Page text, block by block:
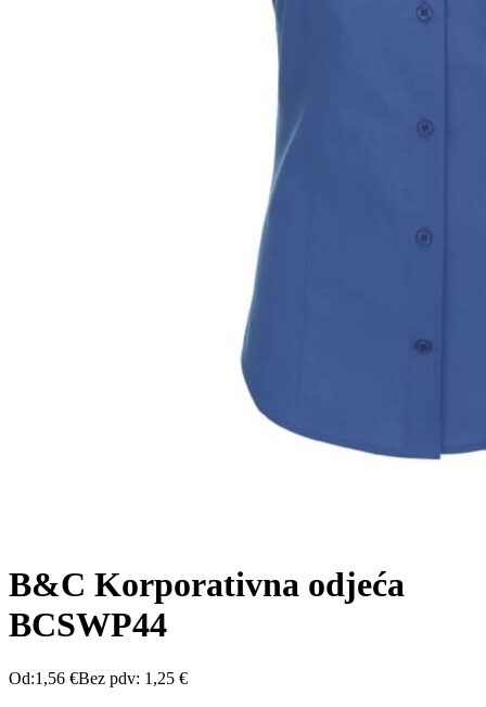
B&C Korporativna odjeća
BCSWP44
Od:1,56 €Bez pdv: 1,25 €